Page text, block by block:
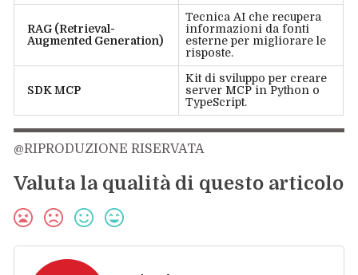
RAG (Retrieval-
Augmented Generation)
Tecnica AI che recupera
informazioni da fonti
esterne per migliorare le
risposte.
SDK MCP
Kit di sviluppo per creare
server MCP in Python o
TypeScript.
@RIPRODUZIONE RISERVATA
Valuta la qualità di questo articolo